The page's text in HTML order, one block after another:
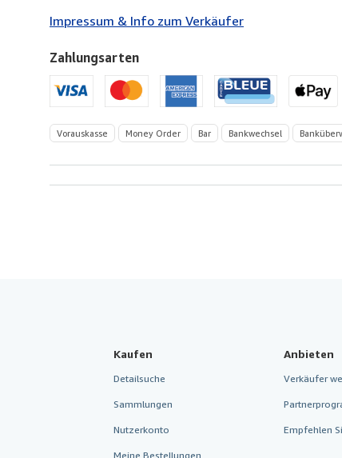
Impressum & Info zum Verkäufer
Zahlungsarten
Vorauskasse Money Order Bar Bankwechsel
Kaufen
Detailsuche
Sammlungen
Nutzerkonto
Meine Bestellungen
Anbieten
Verkäufer
Empfehlen